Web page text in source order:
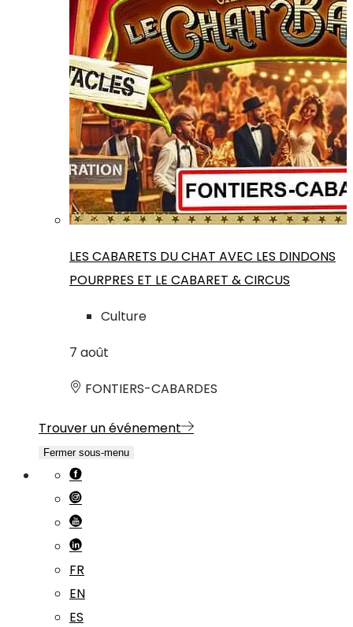
LES CABARETS DU CHAT AVEC LES DINDONS
POURPRES ET LE CABARET & CIRCUS
Culture
7 août
FONTIERS-CABARDES
Trouver un événement
Fermer sous-menu
FR
EN
ES